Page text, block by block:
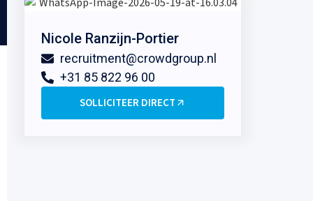
Nicole Ranzijn-Portier
recruitment@crowdgroup.nl
+31 85 822 96 00
SOLLICITEER DIRECT